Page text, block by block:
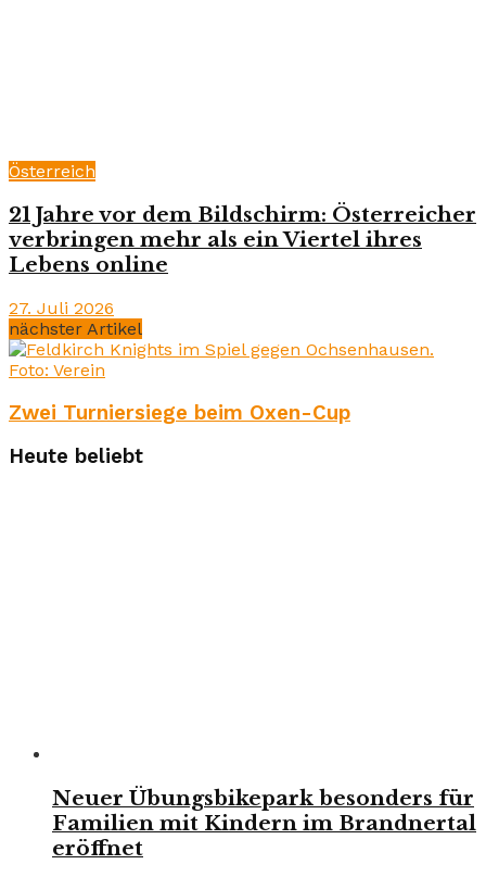
Österreich
21 Jahre vor dem Bildschirm: Österreicher
verbringen mehr als ein Viertel ihres
Lebens online
27. Juli 2026
nächster Artikel
Zwei Turniersiege beim Oxen-Cup
Heute beliebt
Neuer Übungsbikepark besonders für
Familien mit Kindern im Brandnertal
eröffnet